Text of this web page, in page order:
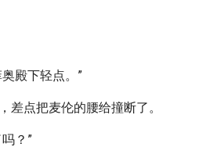
殿下轻点。”
差点把麦伦的腰给撞断了。
？”